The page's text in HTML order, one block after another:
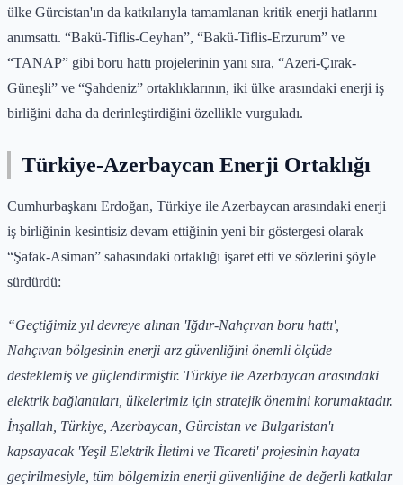
ülke Gürcistan'ın da katkılarıyla tamamlanan kritik enerji hatlarını
anımsattı. “Bakü-Tiflis-Ceyhan”, “Bakü-Tiflis-Erzurum” ve
“TANAP” gibi boru hattı projelerinin yanı sıra, “Azeri-Çırak-
Güneşli” ve “Şahdeniz” ortaklıklarının, iki ülke arasındaki enerji iş
birliğini daha da derinleştirdiğini özellikle vurguladı.
Türkiye-Azerbaycan Enerji Ortaklığı
Cumhurbaşkanı Erdoğan, Türkiye ile Azerbaycan arasındaki enerji
iş birliğinin kesintisiz devam ettiğinin yeni bir göstergesi olarak
“Şafak-Asiman” sahasındaki ortaklığı işaret etti ve sözlerini şöyle
sürdürdü:
“Geçtiğimiz yıl devreye alınan 'Iğdır-Nahçıvan boru hattı',
Nahçıvan bölgesinin enerji arz güvenliğini önemli ölçüde
desteklemiş ve güçlendirmiştir. Türkiye ile Azerbaycan arasındaki
elektrik bağlantıları, ülkelerimiz için stratejik önemini korumaktadır.
İnşallah, Türkiye, Azerbaycan, Gürcistan ve Bulgaristan'ı
kapsayacak 'Yeşil Elektrik İletimi ve Ticareti' projesinin hayata
geçirilmesiyle, tüm bölgemizin enerji güvenliğine de değerli katkılar